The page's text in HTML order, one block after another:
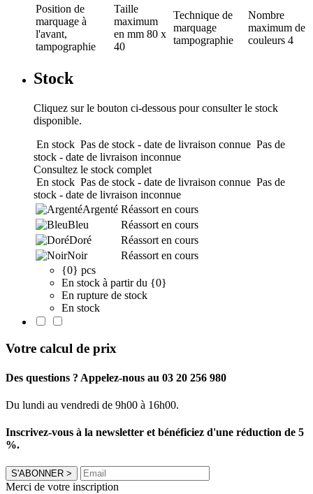
Position de
marquage à
l'avant,
tampographie
Taille
maximum
en mm 80 x
40
Technique de
marquage
tampographie
Nombre
maximum de
couleurs 4
Stock
Cliquez sur le bouton ci-dessous pour consulter le stock
disponible.
En stock Pas de stock - date de livraison connue Pas de
stock - date de livraison inconnue
Consultez le stock complet
En stock Pas de stock - date de livraison connue Pas de
stock - date de livraison inconnue
Argenté Réassort en cours
Bleu
Réassort en cours
Doré
Réassort en cours
Noir
Réassort en cours
{0} pcs
En stock à partir du {0}
En rupture de stock
En stock
Votre calcul de prix
Des questions ? Appelez-nous au 03 20 256 980
Du lundi au vendredi de 9h00 à 16h00.
Inscrivez-vous à la newsletter et bénéficiez d'une réduction de 5
%.
S'ABONNER >
Merci de votre inscription